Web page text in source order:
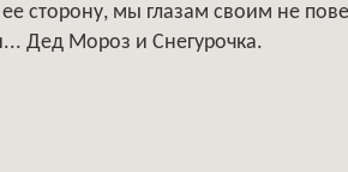
сторону, мы глазам своим не
Дед Мороз и Снегурочка.